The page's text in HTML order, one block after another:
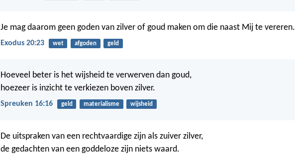
Je mag daarom geen goden van zilver of goud maken om die naast Mij te vereren.
Exodus 20:23 wet afgoden geld
Hoeveel beter is het wijsheid te verwerven dan goud,
hoezeer is inzicht te verkiezen boven zilver.
Spreuken 16:16 geld materialisme wijsheid
De uitspraken van een rechtvaardige zijn als zuiver zilver,
de gedachten van een goddeloze zijn niets waard.